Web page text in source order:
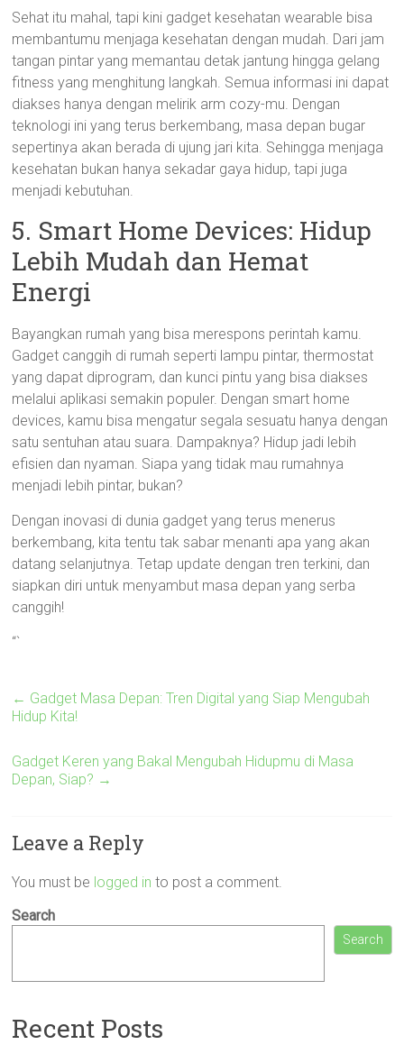
Sehat itu mahal, tapi kini gadget kesehatan wearable bisa
membantumu menjaga kesehatan dengan mudah. Dari jam
tangan pintar yang memantau detak jantung hingga gelang
fitness yang menghitung langkah. Semua informasi ini dapat
diakses hanya dengan melirik arm cozy-mu. Dengan
teknologi ini yang terus berkembang, masa depan bugar
sepertinya akan berada di ujung jari kita. Sehingga menjaga
kesehatan bukan hanya sekadar gaya hidup, tapi juga
menjadi kebutuhan.
5. Smart Home Devices: Hidup
Lebih Mudah dan Hemat
Energi
Bayangkan rumah yang bisa merespons perintah kamu.
Gadget canggih di rumah seperti lampu pintar, thermostat
yang dapat diprogram, dan kunci pintu yang bisa diakses
melalui aplikasi semakin populer. Dengan smart home
devices, kamu bisa mengatur segala sesuatu hanya dengan
satu sentuhan atau suara. Dampaknya? Hidup jadi lebih
efisien dan nyaman. Siapa yang tidak mau rumahnya
menjadi lebih pintar, bukan?
Dengan inovasi di dunia gadget yang terus menerus
berkembang, kita tentu tak sabar menanti apa yang akan
datang selanjutnya. Tetap update dengan tren terkini, dan
siapkan diri untuk menyambut masa depan yang serba
canggih!
“`
← Gadget Masa Depan: Tren Digital yang Siap Mengubah
Hidup Kita!
Gadget Keren yang Bakal Mengubah Hidupmu di Masa
Depan, Siap? →
Leave a Reply
You must be logged in to post a comment.
Search
Search
Recent Posts